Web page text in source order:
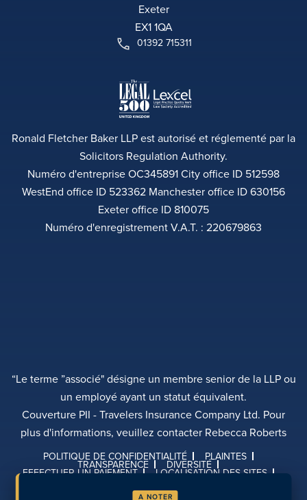
Exeter
EX1 1QA
01392 715311
Ronald Fletcher Baker LLP est autorisé et réglementé par la
Solicitors Regulation Authority.
Numéro d'entreprise OC345891 City office ID 512598
WestEnd office ID 523362 Manchester office ID 630156
Exeter office ID 810075
Numéro d'enregistrement V.A.T. : 220679863
“Le terme ”associé" désigne un membre senior de la LLP ou
un employé ayant un statut équivalent.
Couverture PII - Travelers Insurance Company Ltd. Pour
plus d'informations, veuillez contacter Rebecca Roberts
POLITIQUE DE CONFIDENTIALITÉ PLAINTES
TRANSPARENCE DIVERSITÉ
EFFECTUER UN PAIEMENT LOCALISATION DES SITES
A NOTER